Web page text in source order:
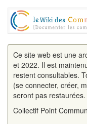
Ce site web est une
et 2022. Il est
restent consultables.
(se connecter, créer,
seront pas restaurées.
Collectif Point